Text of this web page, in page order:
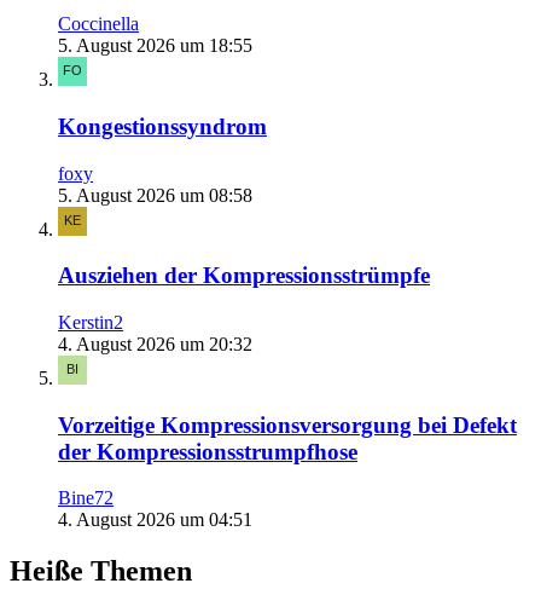
Coccinella
5. August 2026 um 18:55
Kongestionssyndrom
foxy
5. August 2026 um 08:58
Ausziehen der Kompressionsstrümpfe
Kerstin2
4. August 2026 um 20:32
Vorzeitige Kompressionsversorgung bei Defekt
der Kompressionsstrumpfhose
Bine72
4. August 2026 um 04:51
Heiße Themen